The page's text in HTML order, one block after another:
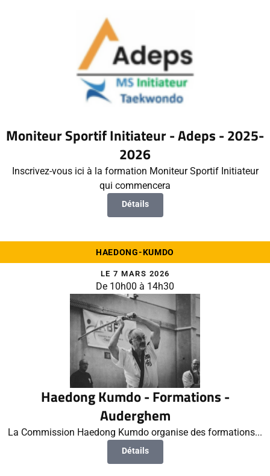
Moniteur Sportif Initiateur - Adeps - 2025-
2026
Inscrivez-vous ici à la formation Moniteur Sportif Initiateur
qui commencera
Détails
HAEDONG-KUMDO
LE 7 MARS 2026
De 10h00 à 14h30
Haedong Kumdo - Formations -
Auderghem
La Commission Haedong Kumdo organise des formations...
Détails